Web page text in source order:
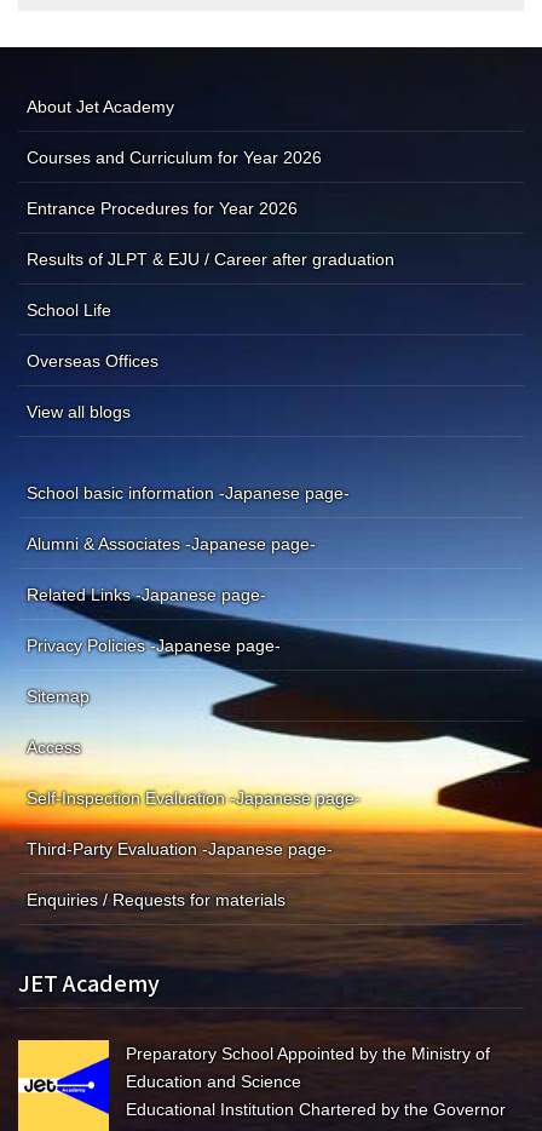
About Jet Academy
Courses and Curriculum for Year 2026
Entrance Procedures for Year 2026
Results of JLPT & EJU / Career after graduation
School Life
Overseas Offices
View all blogs
School basic information -Japanese page-
Alumni & Associates -Japanese page-
Related Links -Japanese page-
Privacy Policies -Japanese page-
Sitemap
Access
Self-Inspection Evaluation -Japanese page-
Third-Party Evaluation -Japanese page-
Enquiries / Requests for materials
JET Academy
Preparatory School Appointed by the Ministry of
Education and Science
Educational Institution Chartered by the Governor